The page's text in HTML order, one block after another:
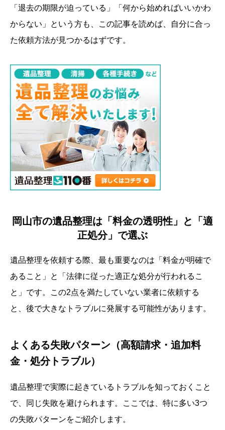
「退去の期限が迫っている」「何から始めればいいかわ
からない」という方も、この記事を読めば、自分に合っ
た依頼方法が見つかるはずです。
岡山市の遺品整理は「料金の透明性」と「適
正処分」で選ぶ
遺品整理を依頼する際、最も重要なのは「料金が明確で
あること」と「法律に従った適正な処分が行われるこ
と」です。この2点を満たしていない業者に依頼する
と、後で大きなトラブルに発展する可能性があります。
よくある失敗パターン（高額請求・追加料
金・処分トラブル）
遺品整理で実際に起きているトラブルを知っておくこと
で、同じ失敗を避けられます。ここでは、特に多い3つ
の失敗パターンをご紹介します。